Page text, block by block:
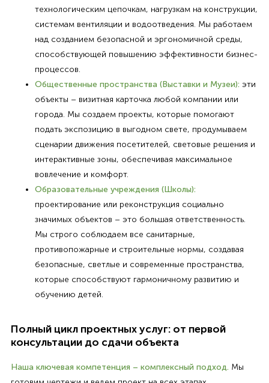
технологическим цепочкам, нагрузкам на конструкции,
системам вентиляции и водоотведения. Мы работаем
над созданием безопасной и эргономичной среды,
способствующей повышению эффективности бизнес-
процессов.
Общественные пространства (Выставки и Музеи): эти
объекты – визитная карточка любой компании или
города. Мы создаем проекты, которые помогают
подать экспозицию в выгодном свете, продумываем
сценарии движения посетителей, световые решения и
интерактивные зоны, обеспечивая максимальное
вовлечение и комфорт.
Образовательные учреждения (Школы):
проектирование или реконструкция социально
значимых объектов – это большая ответственность.
Мы строго соблюдаем все санитарные,
противопожарные и строительные нормы, создавая
безопасные, светлые и современные пространства,
которые способствуют гармоничному развитию и
обучению детей.
Полный цикл проектных услуг: от первой
консультации до сдачи объекта
Наша ключевая компетенция – комплексный подход. Мы